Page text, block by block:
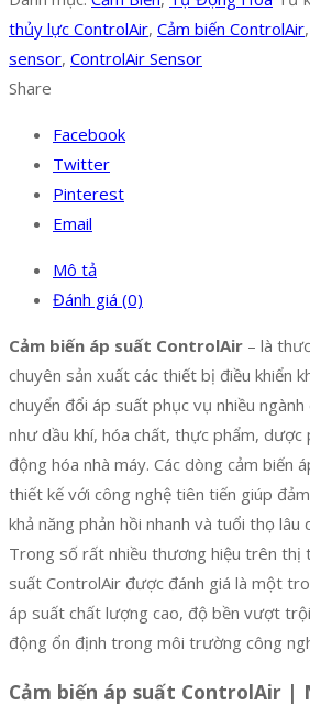
thủy lực ControlAir, Cảm biến ControlAir,
sensor, ControlAir Sensor
Share
Facebook
Twitter
Pinterest
Email
Mô tả
Đánh giá (0)
Cảm biến áp suất ControlAir – là
chuyên sản xuất các thiết bị điều khiển
chuyển đổi áp suất phục vụ nhiều ngành
như dầu khí, hóa chất, thực phẩm, dược
động hóa nhà máy. Các dòng cảm biến
thiết kế với công nghệ tiên tiến giúp
khả năng phản hồi nhanh và tuổi thọ lâu
Trong số rất nhiều thương hiệu trên thị
suất ControlAir được đánh giá là một
áp suất chất lượng cao, độ bền vượt
động ổn định trong môi trường công
Cảm biến áp suất ControlAir |